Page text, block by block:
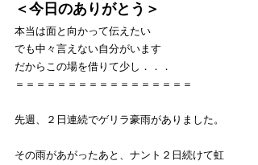
＜今日のありがとう＞
本当は面と向かって伝えたい
でも中々言えない自分がいます
だからこの場を借りて少し．．．
＝＝＝＝＝＝＝＝＝＝＝＝＝＝＝＝＝
先週、２日連続でゲリラ豪雨がありました。
その雨があがったあと、ナント２日続けて虹